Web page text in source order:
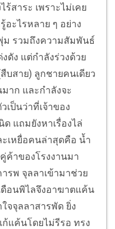
สาระ เพราะไม่เคย
ะไรหลาย ๆ อย่าง
ม รวมถึงความสัมพันธ์
ดัง แต่กำลังร่วงด้วย
บสาย) ลูกชายคนเดียว
าก และกำลังจะ
เป็นว่าที่เจ้าของ
แถมยังหาเรื่องไล่
เหยื่อคนล่าสุดคือ น้ำ
ค้าของโรงงานมา
รพ จุลลาเข้ามาช่วย
อนพิไลจึงอาฆาตแค้น
จจุลลาสารพัด ยิ่ง
แค้นโดยไม่รีรอ ทรง